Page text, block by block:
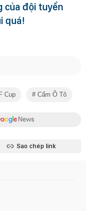
của đội tuyển
quá!
Cup Cấm Ô Tô
Sao chép link